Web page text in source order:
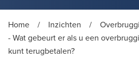
Home / Inzichten /
- Wat gebeurt er als u een
kunt terugbetalen?